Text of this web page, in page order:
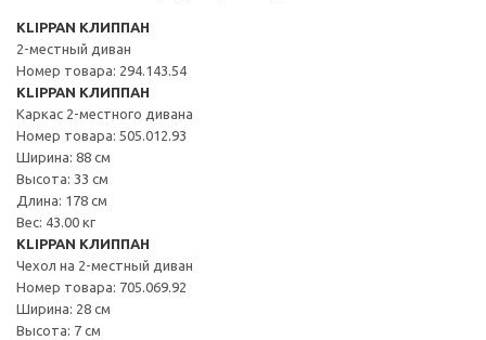
KLIPPAN КЛИППАН
2-местный диван
Номер товара: 294.143.54
KLIPPAN КЛИППАН
Каркас 2-местного дивана
Номер товара: 505.012.93
Ширина: 88 см
Высота: 33 см
Длина: 178 см
Вес: 43.00 кг
KLIPPAN КЛИППАН
Чехол на 2-местный диван
Номер товара: 705.069.92
Ширина: 28 см
Высота: 7 см